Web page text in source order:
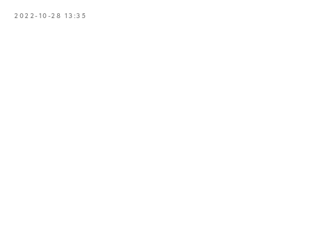
2022-10-28 13:35